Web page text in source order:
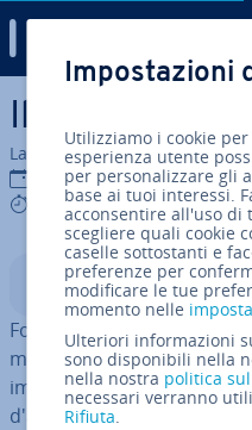
Vai al contenuto prin­ci­pa­le
Il copyright
La redazione di IONOS
18 ott 2016
4 mins
Indice
Fotografi, poeti e
men­te come artisti e ciò
immagini, poesie o
d'arte. Terzi non possono
Impostazioni
Utilizziamo i cookie
esperienza utente
per personalizzare gli
base ai tuoi interessi.
acconsentire all'uso di
scegliere quali cookie
caselle sottostanti e
preferenze per
modificare le tue
momento nelle
Ulteriori informazioni
sono disponibili nella
nella nostra politica
necessari verranno
Rifiuta.